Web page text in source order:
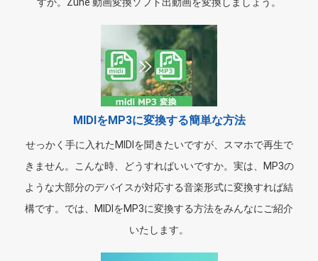
MIDIをMP3に変換する簡単な方法
せっかく手に入れたMIDIを聞きたいですが、スマホで再生で
きません。こんな時、どうすればいいですか。実は、MP3の
ような大部分のデバイスが対応する音楽形式に変換すれば結
構です。では、MIDIをMP3に変換する方法をみんなにご紹介
いたします。